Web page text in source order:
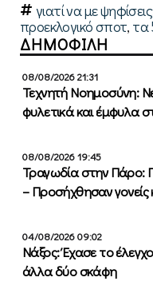
γιατί να με ψηφίσεις
προεκλογικό σποτ, τα
ΔΗΜΟΦΙΛΗ
08/08/2026 21:31
Τεχνητή Νοημοσύνη:
φυλετικά και έμφυλα
08/08/2026 19:45
Τραγωδία στην Πάρο:
– Προσήχθησαν γονείς
04/08/2026 09:02
Νάξος: Έχασε το
άλλα δύο σκάφη